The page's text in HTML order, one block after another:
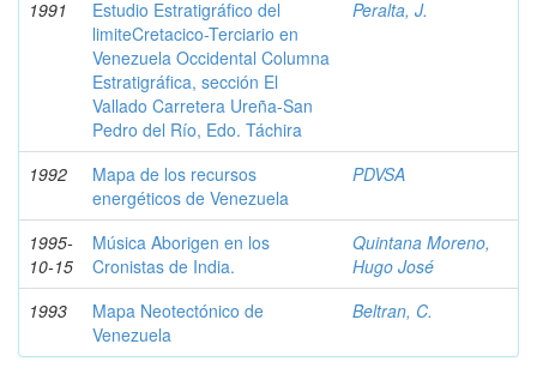
1991
Estudio Estratigráfico del
limiteCretacico-Terciario en
Venezuela Occidental Columna
Estratigráfica, sección El
Vallado Carretera Ureña-San
Pedro del Río, Edo. Táchira
Peralta, J.
1992
Mapa de los recursos
energéticos de Venezuela
PDVSA
1995-
10-15
Música Aborigen en los
Cronistas de India.
Quintana Moreno,
Hugo José
1993
Mapa Neotectónico de
Venezuela
Beltran, C.